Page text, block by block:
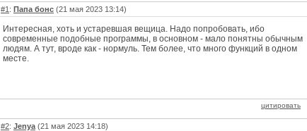
#1 : Папа бонс (21 мая 2023 13:14)
Интересная, хоть и устаревшая вещица. Надо попробовать, ибо
современные подобные программы, в основном - мало понятны обычным
людям. А тут, вроде как - нормуль. Тем более, что много функций в одном
месте.
цитировать
#2: Jenya (21 мая 2023 14:18)